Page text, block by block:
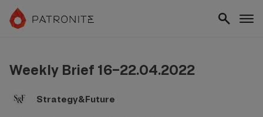
Weekly Brief 16–22.04.2022
Strategy&Future